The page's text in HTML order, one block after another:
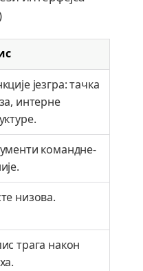
језгра: тачка
интерне
командне-
низова.
трага након